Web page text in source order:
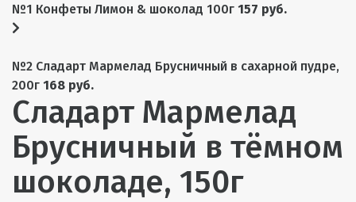
№1 Конфеты Лимон & шоколад 100г 157 руб.
№2 Сладарт Мармелад Брусничный в сахарной пудре,
200г 168 руб.
Сладарт Мармелад
Брусничный в тёмном
шоколаде, 150г